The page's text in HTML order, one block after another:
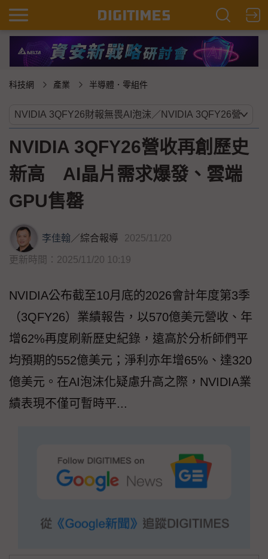
科技網 產業 半導體．零組件
NVIDIA 3QFY26營收再創歷史
新高 AI晶片需求爆發、雲端
GPU售罄
李佳翰／綜合報導 2025/11/20
更新時間：2025/11/20 10:19
NVIDIA公布截至10月底的2026會計年度第3季
（3QFY26）業績報告，以570億美元營收、年
增62%再度刷新歷史紀錄，遠高於分析師們平
均預期的552億美元；淨利亦年增65%、達320
億美元。在AI泡沫化疑慮升高之際，NVIDIA業
績表現不僅可暫時平...